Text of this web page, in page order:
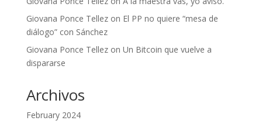
Giovana Ponce Tellezon El PP no quiere “mesa de
diálogo” con Sánchez
Giovana Ponce Tellezon Un Bitcoin que vuelve a
dispararse
Archivos
February 2024